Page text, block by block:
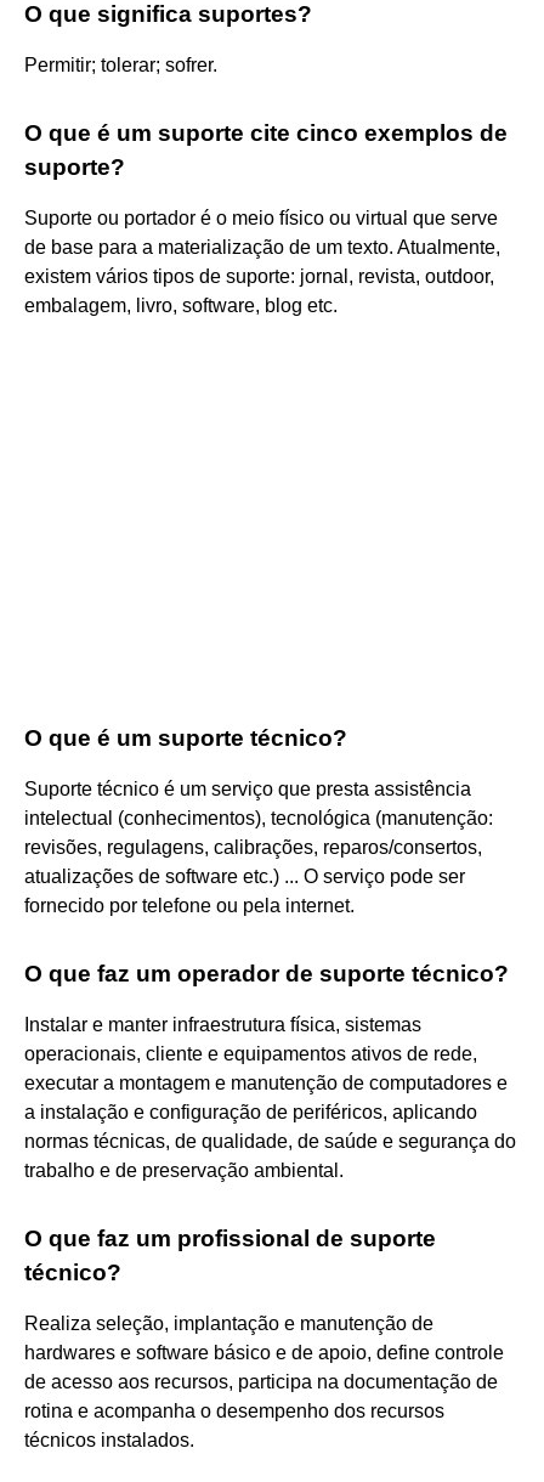
O que significa suportes?
Permitir; tolerar; sofrer.
O que é um suporte cite cinco exemplos de
suporte?
Suporte ou portador é o meio físico ou virtual que serve
de base para a materialização de um texto. Atualmente,
existem vários tipos de suporte: jornal, revista, outdoor,
embalagem, livro, software, blog etc.
O que é um suporte técnico?
Suporte técnico é um serviço que presta assistência
intelectual (conhecimentos), tecnológica (manutenção:
revisões, regulagens, calibrações, reparos/consertos,
atualizações de software etc.) ... O serviço pode ser
fornecido por telefone ou pela internet.
O que faz um operador de suporte técnico?
Instalar e manter infraestrutura física, sistemas
operacionais, cliente e equipamentos ativos de rede,
executar a montagem e manutenção de computadores e
a instalação e configuração de periféricos, aplicando
normas técnicas, de qualidade, de saúde e segurança do
trabalho e de preservação ambiental.
O que faz um profissional de suporte
técnico?
Realiza seleção, implantação e manutenção de
hardwares e software básico e de apoio, define controle
de acesso aos recursos, participa na documentação de
rotina e acompanha o desempenho dos recursos
técnicos instalados.